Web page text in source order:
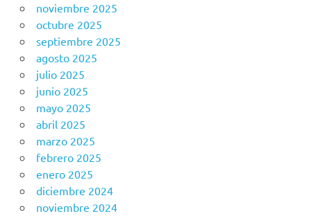
noviembre 2025
octubre 2025
septiembre 2025
agosto 2025
julio 2025
junio 2025
mayo 2025
abril 2025
marzo 2025
febrero 2025
enero 2025
diciembre 2024
noviembre 2024